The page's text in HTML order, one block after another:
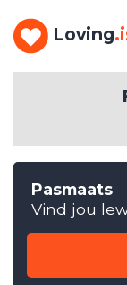
Loving
Pasmaats
Vind jou